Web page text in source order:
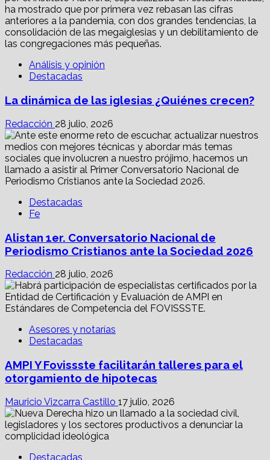
Análisis y opinión
Destacadas
La dinámica de las iglesias ¿Quiénes crecen?
Redacción 28 julio, 2026
Destacadas
Fe
Alistan 1er. Conversatorio Nacional de
Periodismo Cristianos ante la Sociedad 2026
Redacción 28 julio, 2026
Asesores y notarías
Destacadas
AMPI Y Fovissste facilitarán talleres para el
otorgamiento de hipotecas
Mauricio Vizcarra Castillo 17 julio, 2026
Destacadas